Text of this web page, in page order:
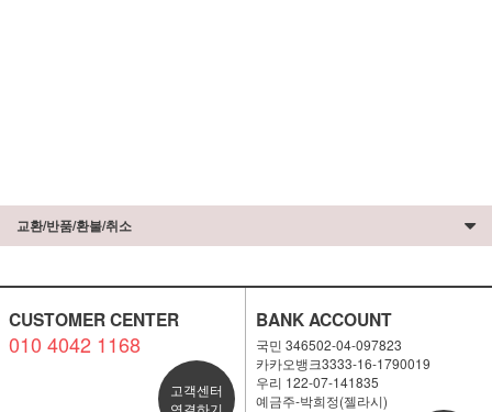
교환/반품/환불/취소
CUSTOMER CENTER
010 4042 1168
고객센터
BANK ACCOUNT
국민 346502-04-097823
카카오뱅크3333-16-1790019
우리 122-07-141835
예금주-박희정(젤라시)